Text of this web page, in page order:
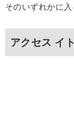
そのいずれかに入
アクセス イ